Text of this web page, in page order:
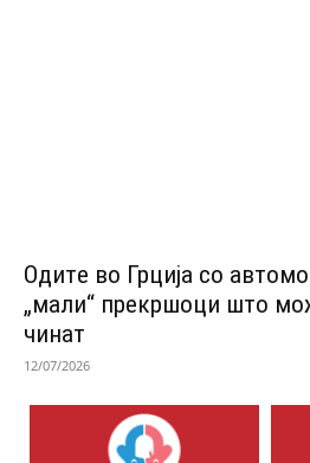
Одитe во Грција со
„мали“ прекршоци што
чинат
12/07/2026